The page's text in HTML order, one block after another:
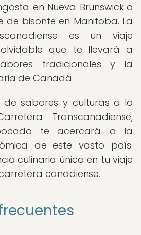
en Nueva Brunswick o
bisonte en Manitoba. La
es un viaje
que te llevará a
tradicionales y la
de Canadá.
de sabores y culturas a lo
Transcanadiense,
te acercará a la
de este vasto país.
culinaria única en tu viaje
canadiense.